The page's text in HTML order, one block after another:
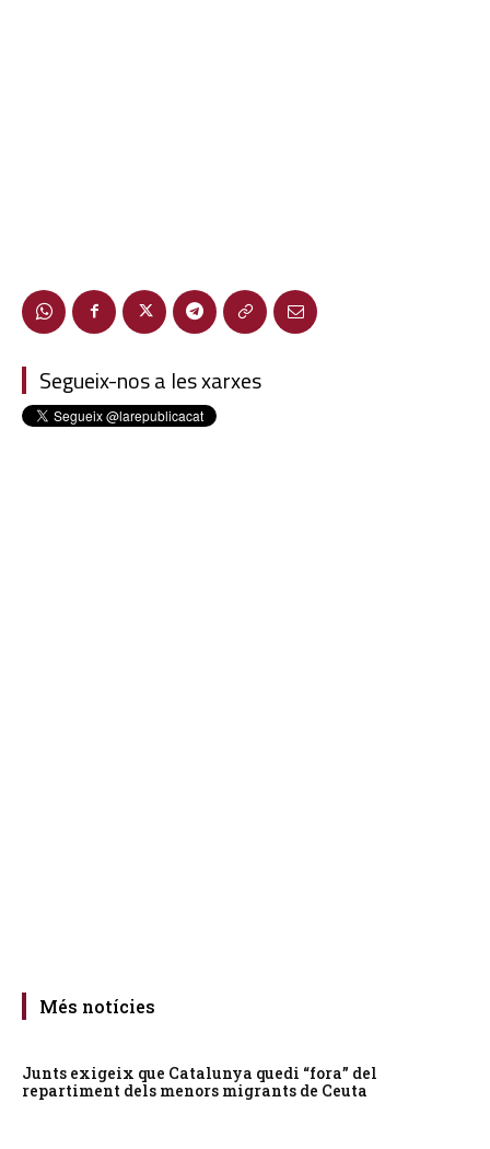
Segueix-nos a les xarxes
Més notícies
Junts exigeix que Catalunya quedi “fora” del
repartiment dels menors migrants de Ceuta